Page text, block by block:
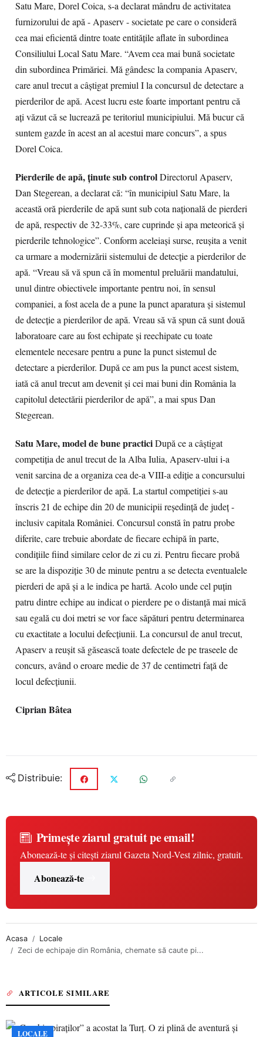
Satu Mare, Dorel Coica, s-a declarat mândru de activitatea
furnizorului de apă - Apaserv - societate pe care o consideră
cea mai eficientă dintre toate entităţile aflate în subordinea
Consiliului Local Satu Mare. “Avem cea mai bună societate
din subordinea Primăriei. Mă gândesc la compania Apaserv,
care anul trecut a câştigat premiul I la concursul de detectare a
pierderilor de apă. Acest lucru este foarte important pentru că
aţi văzut că se lucrează pe teritoriul municipiului. Mă bucur că
suntem gazde în acest an al acestui mare concurs”, a spus
Dorel Coica.
Pierderile de apă, ţinute sub controlDirectorul Apaserv,
Dan Stegerean, a declarat că: “în municipiul Satu Mare, la
această oră pierderile de apă sunt sub cota naţională de pierderi
de apă, respectiv de 32-33%, care cuprinde şi apa meteorică şi
pierderile tehnologice”. Conform aceleiaşi surse, reuşita a venit
ca urmare a modernizării sistemului de detecţie a pierderilor de
apă. “Vreau să vă spun că în momentul preluării mandatului,
unul dintre obiectivele importante pentru noi, în sensul
companiei, a fost acela de a pune la punct aparatura şi sistemul
de detecţie a pierderilor de apă. Vreau să vă spun că sunt două
laboratoare care au fost echipate şi reechipate cu toate
elementele necesare pentru a pune la punct sistemul de
detectare a pierderilor. După ce am pus la punct acest sistem,
iată că anul trecut am devenit şi cei mai buni din România la
capitolul detectării pierderilor de apă”, a mai spus Dan
Stegerean.
Satu Mare, model de bune practiciDupă ce a câştigat
competiţia de anul trecut de la Alba Iulia, Apaserv-ului i-a
venit sarcina de a organiza cea de-a VIII-a ediţie a concursului
de detecţie a pierderilor de apă. La startul competiţiei s-au
înscris 21 de echipe din 20 de municipii reşedinţă de judeţ -
inclusiv capitala României. Concursul constă în patru probe
diferite, care trebuie abordate de fiecare echipă în parte,
condiţiile fiind similare celor de zi cu zi. Pentru fiecare probă
se are la dispoziţie 30 de minute pentru a se detecta eventualele
pierderi de apă şi a le indica pe hartă. Acolo unde cel puţin
patru dintre echipe au indicat o pierdere pe o distanţă mai mică
sau egală cu doi metri se vor face săpături pentru determinarea
cu exactitate a locului defecţiunii. La concursul de anul trecut,
Apaserv a reuşit să găsească toate defectele de pe traseele de
concurs, având o eroare medie de 37 de centimetri faţă de
locul defecţiunii.
Ciprian Bâtea
Distribuie:
Primește ziarul gratuit pe email!
Abonează-te și citești ziarul Gazeta Nord-Vest zilnic, gratuit.
Abonează-te
Acasa
Locale
Zeci de echipaje din România, chemate să caute pi...
ARTICOLE SIMILARE
LOCALE